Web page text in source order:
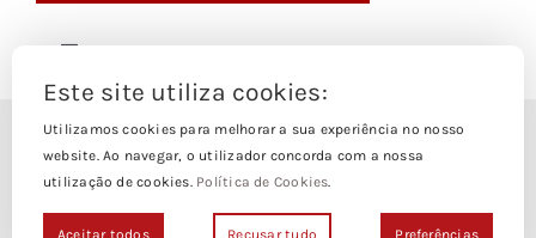
Navigation
Termos e Condições
© Copyright 1988- 2026
Loja Edições Piaget byPiaget Ensino Superior
direitos Reservados | Powered by
Este site utiliza cookies:
Utilizamos cookies para melhorar a sua experiência no nosso
website. Ao navegar, o utilizador concorda com a nossa
utilização de cookies. Política de Cookies.
Aceitar todos Recusar tudo Preferências